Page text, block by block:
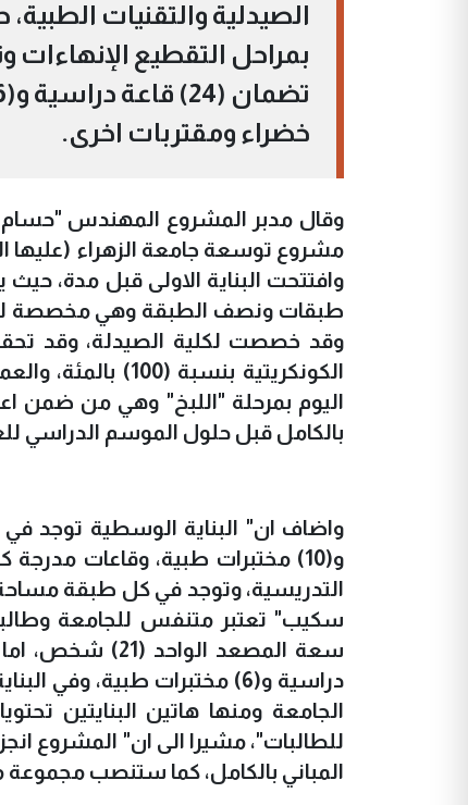
الصيدلية والتقنيات
بمراحل التقطيع الإنهاءات
خضراء ومقتربات اخرى.
وقال مدبر المشروع المهندس "حسام
مشروع توسعة جامعة الزهراء (عليها
وقد خصصت لكلية الصيدلة، وقد
الكونكريتية
اليوم بمرحلة "اللبخ" وهي من ضمن
بالكامل قبل حلول الموسم الدراسي
و(10) مختبرات طبية، وقاعات
التدريسية، وتوجد في كل طبقة
الجامعة ومنها هاتين البنايتين
للطالبات"، مشيرا الى ان" المشروع
المباني بالكامل، كما ستنصب مجموعة